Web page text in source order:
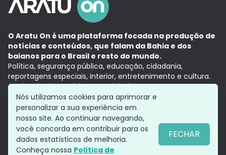
O Aratu On é uma plataforma focada na produção de
notícias e conteúdos, que falam da Bahia e dos
baianos para o Brasil e resto do mundo.
Política, segurança pública, educação, cidadania,
reportagens especiais, interior, entretenimento e cultura.
Aqui, tudo vira notícia e a notícia é no tempo presente,
com a credibilidade do Grupo Aratu.
Grupo Aratu
Política de privacidade
Siga-nos
Nós utilizamos cookies para aprimorar e
personalizar a sua experiência em
nosso site. Ao continuar navegando,
você concorda em contribuir para os
dados estatísticos de melhoria.
Conheça nossa Política de
FECHAR